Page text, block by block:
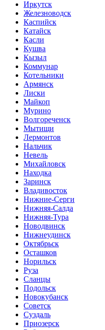
Иркутск
Железноводск
Каспийск
Катайск
Касли
Кушва
Кызыл
Коммунар
Котельники
Армянск
Лиски
Майкоп
Мурино
Волгореченск
Мытищи
Лермонтов
Нальчик
Невель
Михайловск
Находка
Заринск
Владивосток
Нижние-Серги
Нижняя-Салда
Нижняя-Тура
Новодвинск
Нижнеудинск
Октябрьск
Осташков
Норильск
Руза
Сланцы
Подольск
Новокубанск
Советск
Суздаль
Приозерск